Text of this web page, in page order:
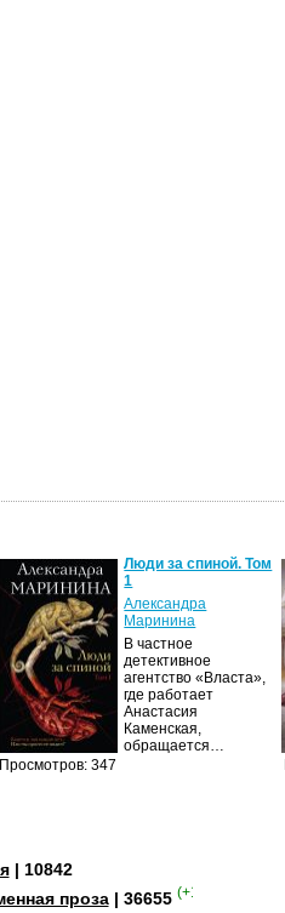
Просмотров: 347
Люди за спиной. Том
1
Александра
Маринина
В частное
детективное
агентство «Власта»,
где работает
Анастасия
Каменская,
обращается…
| 10842
проза| 36655 (+1)